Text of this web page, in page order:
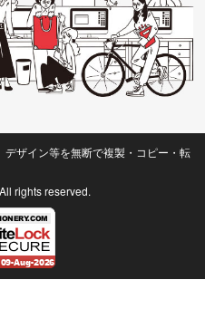
ザイン等を無断で複製・コピー・転
rights reserved.